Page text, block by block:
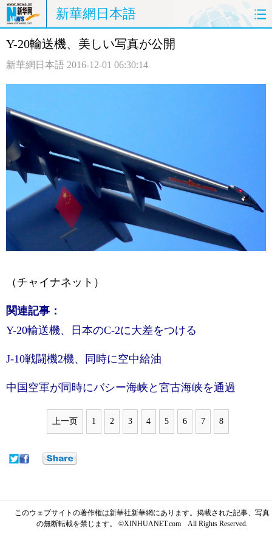
新華網日本語
ホームページ 政治
中日対訳
Y-20輸送機、美しい写真が公開
新華網日本語 2016-12-01 06:30:14
（チャイナネット）
関連記事：
Y-20輸送機、日本のC-2に大差をつける
J-10戦闘機2機、同時に空中給油
中国空軍が同時にバシー海峡と宮古海峡を通過
上一页 1 2 3 4 5 6 7 8
このウェブサイトの著作権は新華社新華網にあります。掲載された記事、写真
の無断転載を禁じます。 ©XINHUANET.com All Rights Reserved.